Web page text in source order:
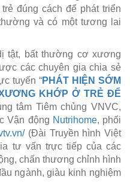
đúng cách để phát triển
và có một tương lai
tật, bất thường cơ xương
các chuyên gia chia sẻ
tuyến “PHÁT HIỆN SỚM
KHỚP Ở TRẺ ĐỂ
tâm Tiêm chủng VNVC,
Vận động Nutrihome, phối
(Đài Truyền hình Việt
tư vấn trực tiếp của các
chấn thương chỉnh hình
ngành, giàu kinh nghiệm